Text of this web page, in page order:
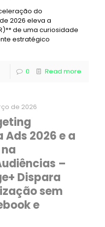
do
2026 eleva a
de uma curiosidade
estratégico
0 Read more
de 2026
2026 e a
–
Dispara
sem
e